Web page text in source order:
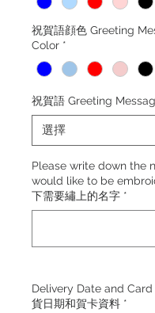
祝賀語顔色 Greeting
Color *
祝賀語 Greeting
Please write down the
would like to be
下需要繡上的名字 *
Delivery Date and Card
貨日期和賀卡資料 *